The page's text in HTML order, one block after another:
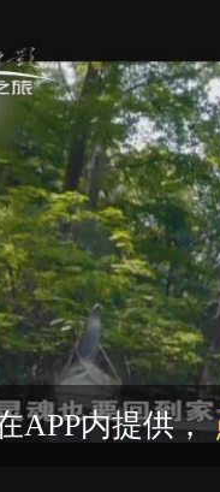
APP内提供，
看今朝（25-
建中国茶道（
丽家园（30-